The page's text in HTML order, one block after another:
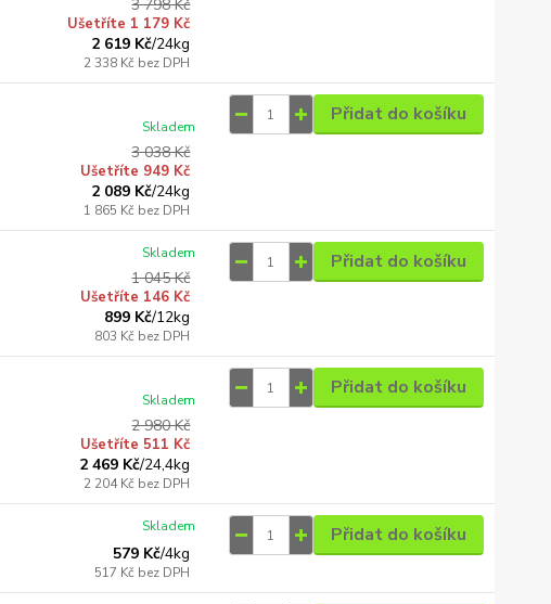
3 798 Kč
Ušetříte 1 179 Kč
2 619 Kč/24kg
2 338 Kč bez DPH
3 038 Kč
Ušetříte 949 Kč
2 089 Kč/24kg
1 865 Kč bez DPH
Skladem
Přidat do košíku
1 045 Kč
Ušetříte 146 Kč
899 Kč/12kg
803 Kč bez DPH
Skladem Přidat do košíku
2 980 Kč
Ušetříte 511 Kč
2 469 Kč/24,4kg
2 204 Kč bez DPH
Skladem
Přidat do košíku
579 Kč/4kg
517 Kč bez DPH
Skladem Přidat do košíku